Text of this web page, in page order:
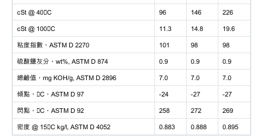
cSt @ 40C
96 146
226
cSt @ 100C
11.3 14.8
19.6
粘度指數，ASTM D 2270
101 98
98
硫酸鹽灰分，wt%, ASTM D 874
0.9 0.9
0.9
總鹼值，mg KOH/g, ASTM D 2896
7.0 7.0
7.0
傾點，C，ASTM D 97
-24 -27
-27
閃點，C，ASTM D 92
258 272
269
密度 @ 15C kg/l, ASTM D 4052
0.883 0.888 0.895